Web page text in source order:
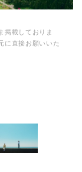
掲載しておりま
に直接お願いいた